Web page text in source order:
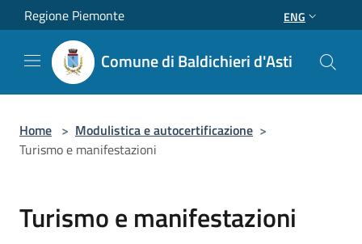
Salta al contenuto principale
Regione Piemonte ENG
Comune di Baldichieri d'Asti
Home > Modulistica e autocertificazione >
Turismo e manifestazioni
Turismo e manifestazioni